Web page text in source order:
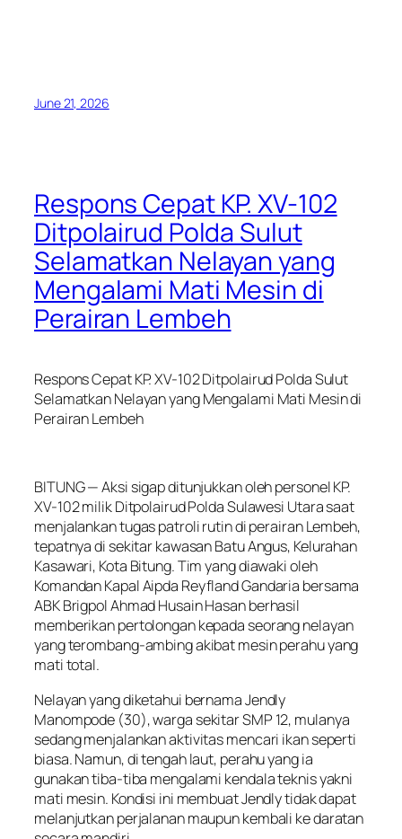
June 21, 2026
Respons Cepat KP. XV-102
Ditpolairud Polda Sulut
Selamatkan Nelayan yang
Mengalami Mati Mesin di
Perairan Lembeh
Respons Cepat KP. XV-102 Ditpolairud Polda Sulut
Selamatkan Nelayan yang Mengalami Mati Mesin di
Perairan Lembeh
BITUNG — Aksi sigap ditunjukkan oleh personel KP.
XV-102 milik Ditpolairud Polda Sulawesi Utara saat
menjalankan tugas patroli rutin di perairan Lembeh,
tepatnya di sekitar kawasan Batu Angus, Kelurahan
Kasawari, Kota Bitung. Tim yang diawaki oleh
Komandan Kapal Aipda Reyfland Gandaria bersama
ABK Brigpol Ahmad Husain Hasan berhasil
memberikan pertolongan kepada seorang nelayan
yang terombang-ambing akibat mesin perahu yang
mati total.
Nelayan yang diketahui bernama Jendly
Manompode (30), warga sekitar SMP 12, mulanya
sedang menjalankan aktivitas mencari ikan seperti
biasa. Namun, di tengah laut, perahu yang ia
gunakan tiba-tiba mengalami kendala teknis yakni
mati mesin. Kondisi ini membuat Jendly tidak dapat
melanjutkan perjalanan maupun kembali ke daratan